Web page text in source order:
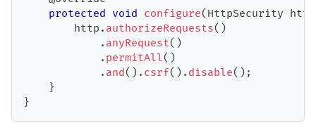
protected void configure( HttpSecurity http
        http
. authorizeRequests( )
. anyRequest( )
. permitAll( )
. and( ) . csrf( ) . disable( ) ;
}
}